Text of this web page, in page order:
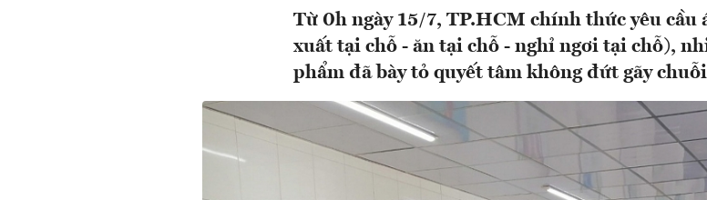
Từ 0h ngày 15/7, TP.HCM chính thức yêu cầu
xuất tại chỗ - ăn tại chỗ - nghỉ ngơi tại chỗ),
phẩm đã bày tỏ quyết tâm không đứt gãy